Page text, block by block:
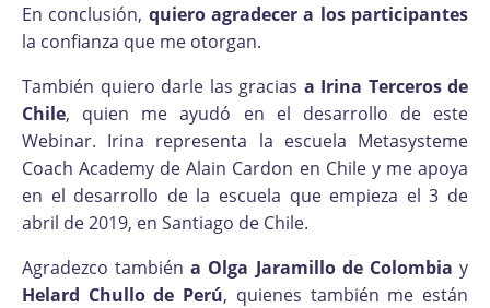
En conclusión, quiero agradecer a los participantes
la confianza que me otorgan.
También quiero darle las gracias a Irina Terceros de
Chile, quien me ayudó en el desarrollo de este
Webinar. Irina representa la escuela Metasysteme
Coach Academy de Alain Cardon en Chile y me apoya
en el desarrollo de la escuela que empieza el 3 de
abril de 2019, en Santiago de Chile.
Agradezco tambiéna Olga Jaramillo de Colombia y
Helard Chullo de Perú, quienes también me están